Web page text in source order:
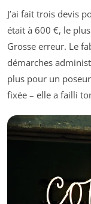
J’ai fait trois devis
était à 600 €, le
Grosse erreur. Le
démarches
plus pour un
fixée – elle a failli